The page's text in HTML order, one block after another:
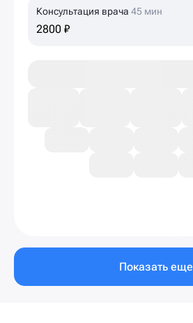
Консультация врача 45 мин
2800 ₽
Показать еще